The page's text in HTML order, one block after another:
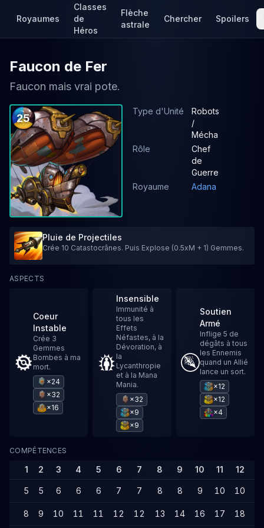
Royaumes
Classes
de
Héros
Flèche
astrale
Chercher Spoilers
Faucon de Fer
Faucon mais vrai pote.
25
Type d'Unité
Robots
/
Mécha
Rôle
Chef
de
Guerre
Royaume
Adana
Pluie de Projectiles
Crée 10 Catastocrânes. Puis Explose (0.5xM + 1) Gemmes.
ASPECTS
Coeur
Instable
Crée 3
Gemmes
Bombes à ma
mort.
×24
×32
×16
Insensible
Immunité à
tous les
Effets
Néfastes, à la
Dévoration, à
la
Lycanthropie
et à la Mana
Mania.
×32
×9
×9
Soutien
Armé
Inflige 5 de
dégâts à tous
les Ennemis
quand un Allié
lance un sort.
×12
×12
×4
COMPÉTENCES
1 2 3 4 5 6 7 8 9 10 11 12
5 5 6 6 6 7 7 8 8 9 10 10
8 9 10 11 11 12 12 13 14 16 17 18